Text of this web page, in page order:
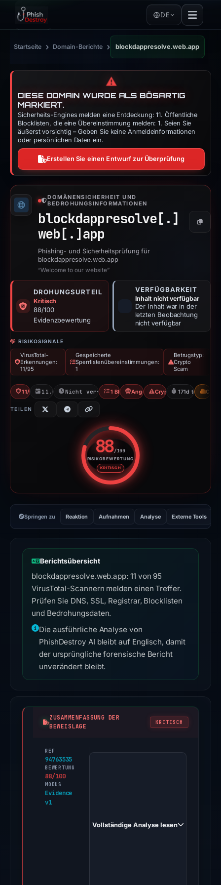
DE
Startseite › Domain-Berichte › blockdappresolve.web.app
⚠️
DIESE DOMAIN WURDE ALS BÖSARTIG
MARKIERT.
Sicherheits-Engines melden eine Entdeckung: 11. Öffentliche
Blocklisten, die eine Übereinstimmung melden: 1. Seien Sie
äußerst vorsichtig – Geben Sie keine Anmeldeinformationen
oder persönlichen Daten ein.
Erstellen Sie einen Entwurf zur Überprüfung
DOMÄNENSICHERHEIT UND
BEDROHUNGSINFORMATIONEN
blockdappresolve[.]
web[.] app
Phishing- und Sicherheitsprüfung für
blockdappresolve.web.app
“Welcome to our website”
DROHUNGSURTEIL
Kritisch
88/100
Evidenzbewertung
VERFÜGBARKEIT
Inhalt nicht verfügbar
Der Inhalt war in der
letzten Beobachtung
nicht verfügbar
RISIKOSIGNALE
VirusTotal-
Erkennungen:
11/95
Gespeicherte
Sperrlistenübereinstimmungen:
1
Betrugstyp:
Crypto
Scam
11/95 VT11.09.2025Nicht verfügbar seit 06.06.2026
1 BlocklistAngel DrainerCrypto Scam
171d to CDN
TEILEN
88/100
RISIKOBEWERTUNG
KRITISCH
Risikobewertung: 88 von
Springen zu Reaktion Aufnahmen Analyse Externe Tools
Berichtsübersicht
blockdappresolve.web.app: 11 von 95
VirusTotal-Scannern melden einen Treffer.
Prüfen Sie DNS, SSL, Registrar, Blocklisten
und Bedrohungsdaten.
Die ausführliche Analyse von
PhishDestroy AI bleibt auf Englisch, damit
der ursprüngliche forensische Bericht
unverändert bleibt.
ZUSAMMENFASSUNG DER
BEWEISLAGE
KRITISCH
REF
94763535
BEWERTUNG
88/100
MODUS
Evidence
v1
PhishDestroy
11,
Vollständige Analyse lesen